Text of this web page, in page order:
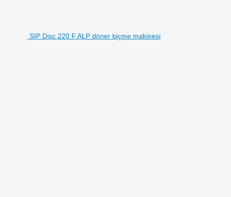
SIP Disc 220 F ALP döner biçme makinesi